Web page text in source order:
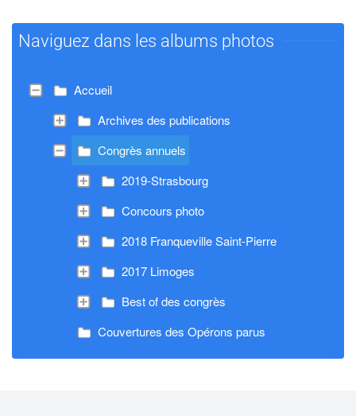
Naviguez dans les albums photos
Accueil
Archives des publications
Congrès annuels
2019-Strasbourg
Concours photo
2018 Franqueville Saint-Pierre
2017 Limoges
Best of des congrès
Couvertures des Opérons parus